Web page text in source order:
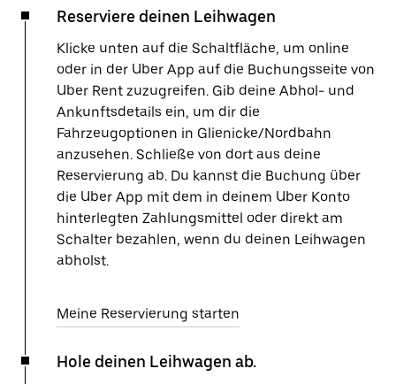
Reserviere deinen Leihwagen
Klicke unten auf die Schaltfläche, um online
oder in der Uber App auf die Buchungsseite von
Uber Rent zuzugreifen. Gib deine Abhol- und
Ankunftsdetails ein, um dir die
Fahrzeugoptionen in Glienicke/Nordbahn
anzusehen. Schließe von dort aus deine
Reservierung ab. Du kannst die Buchung über
die Uber App mit dem in deinem Uber Konto
hinterlegten Zahlungsmittel oder direkt am
Schalter bezahlen, wenn du deinen Leihwagen
abholst.
Meine Reservierung starten
Hole deinen Leihwagen ab.